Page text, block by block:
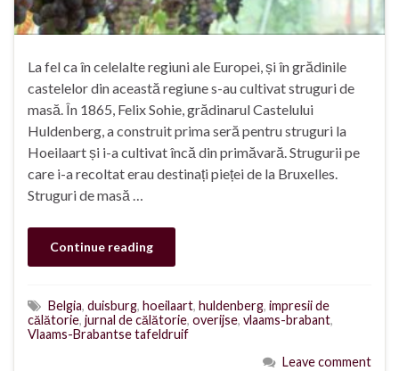
La fel ca în celelalte regiuni ale Europei, și în grădinile
castelelor din această regiune s-au cultivat struguri de
masă. În 1865, Felix Sohie, grădinarul Castelului
Huldenberg, a construit prima seră pentru struguri la
Hoeilaart și i-a cultivat încă din primăvară. Strugurii pe
care i-a recoltat erau destinați pieței de la Bruxelles.
Struguri de masă …
Continue reading
Belgia, duisburg, hoeilaart, huldenberg, impresii de
călătorie, jurnal de călătorie, overijse, vlaams-brabant,
Vlaams-Brabantse tafeldruif
Leave comment